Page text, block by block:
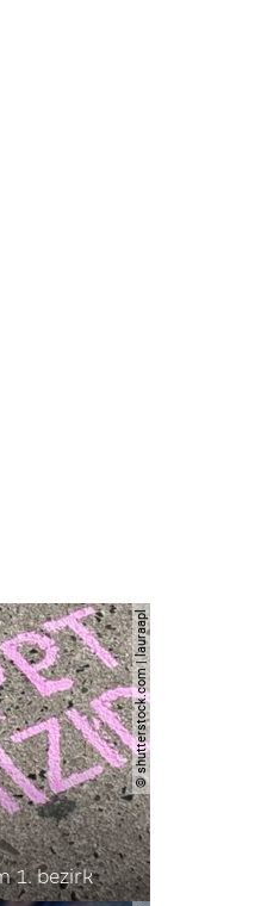
© shutterstock.com | lauraapl
1. bezirk